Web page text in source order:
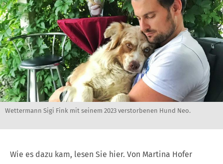
Wettermann Sigi Fink mit seinem 2023 verstorbenen Hund Neo.
Wie es dazu kam, lesen Sie hier. Von Martina Hofer